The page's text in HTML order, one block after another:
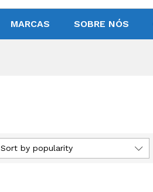
MARCAS SOBRE NÓS
Sort by popularity